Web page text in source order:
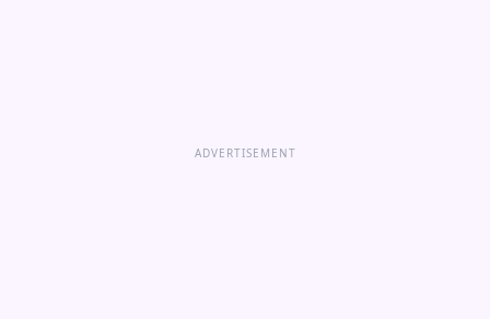
ADVERTISEMENT